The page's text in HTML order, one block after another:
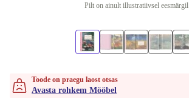
Pilt on ainult illustratiivsel eesmärgil
Toode on praegu laost otsas
Avasta rohkem Mööbel